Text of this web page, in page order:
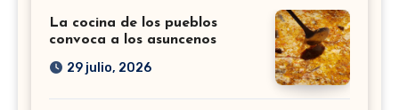
La cocina de los pueblos
convoca a los asuncenos
29 julio, 2026